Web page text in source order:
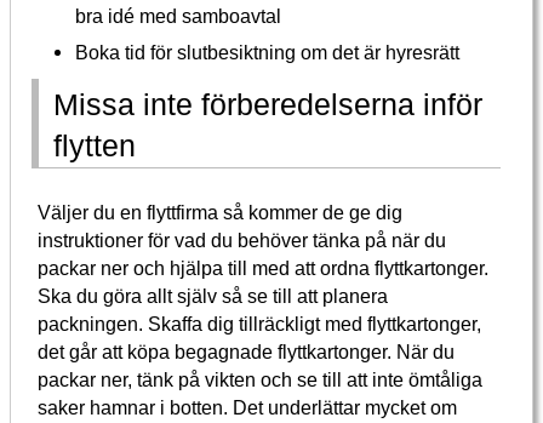
bra idé med samboavtal
Boka tid för slutbesiktning om det är hyresrätt
Missa inte förberedelserna inför
flytten
Väljer du en flyttfirma så kommer de ge dig
instruktioner för vad du behöver tänka på när du
packar ner och hjälpa till med att ordna flyttkartonger.
Ska du göra allt själv så se till att planera
packningen. Skaffa dig tillräckligt med flyttkartonger,
det går att köpa begagnade flyttkartonger. När du
packar ner, tänk på vikten och se till att inte ömtåliga
saker hamnar i botten. Det underlättar mycket om